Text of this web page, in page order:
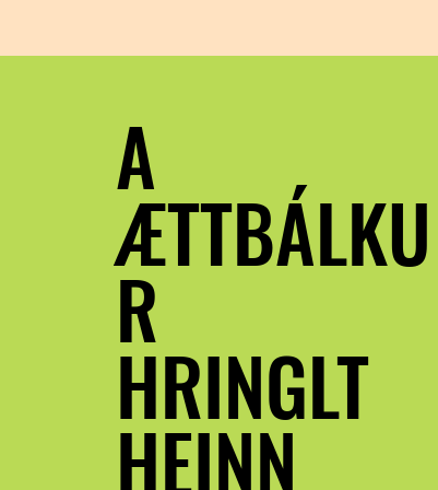
A
ÆTTBÁLKU
R
HRINGLT
HEINN